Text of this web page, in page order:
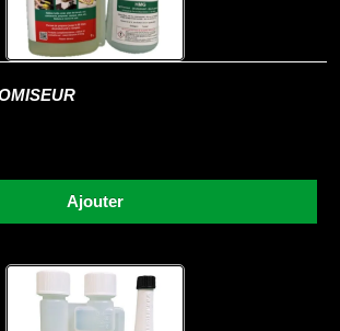
Ajouter